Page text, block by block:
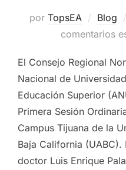
por TopsEA Blog
comentarios
El Consejo Regional
Nacional de
Educación Superior
Primera Sesión
Campus Tijuana de la
Baja California
doctor Luis Enrique